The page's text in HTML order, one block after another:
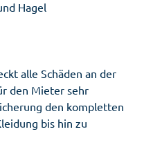
Hagel
alle Schäden an der
den Mieter sehr
den kompletten
bis hin zu